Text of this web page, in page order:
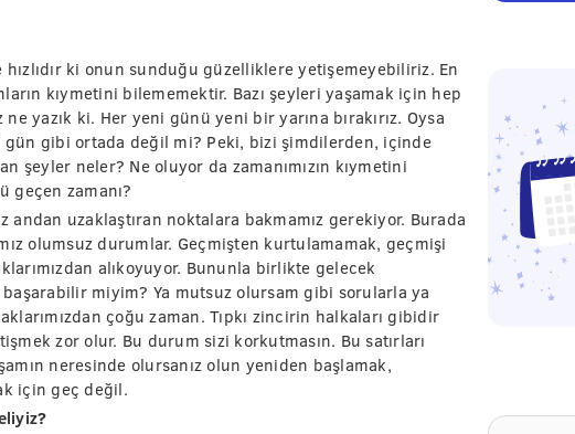
hızlıdır ki onun sunduğu güzelliklere yetişemeyebiliriz. En
kıymetini bilememektir. Bazı şeyleri yaşamak için hep
ne yazık ki. Her yeni günü yeni bir yarına bırakırız. Oysa
gibi ortada değil mi? Peki, bizi şimdilerden, içinde
şeyler neler? Ne oluyor da zamanımızın kıymetini
geçen zamanı?
andan uzaklaştıran noktalara bakmamız gerekiyor. Burada
olumsuz durumlar. Geçmişten kurtulamamak, geçmişi
alıkoyuyor. Bununla birlikte gelecek
başarabilir miyim? Ya mutsuz olursam gibi sorularla ya
çoğu zaman. Tıpkı zincirin halkaları gibidir
zor olur. Bu durum sizi korkutmasın. Bu satırları
neresinde olursanız olun yeniden başlamak,
için geç değil.